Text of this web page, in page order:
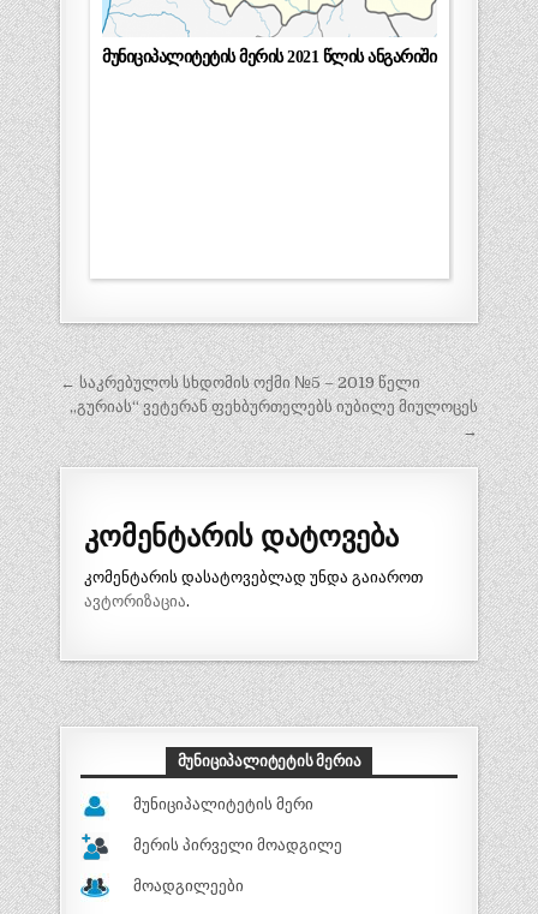
მუნიციპალიტეტის მერის 2021 წლის ანგარიში
პოსტის
ნავიგაცია
← საკრებულოს სხდომის ოქმი №5 – 2019 წელი
„გურიას“ ვეტერან ფეხბურთელებს იუბილე მიულოცეს
→
კომენტარის დატოვება
კომენტარის დასატოვებლად უნდა გაიაროთ
ავტორიზაცია.
ᲛᲣᲜᲘᲪᲘᲞᲐᲚᲘᲢᲔᲢᲘᲡ ᲛᲔᲠᲘᲐ
მუნიციპალიტეტის მერი
მერის პირველი მოადგილე
მოადგილეები